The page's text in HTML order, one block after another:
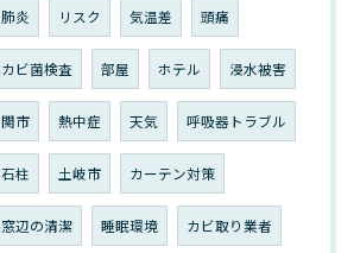
肺炎 リスク 気温差 頭痛
カビ菌検査 部屋 ホテル 浸水被害
関市 熱中症 天気 呼吸器トラブル
石柱 土岐市 カーテン対策
窓辺の清潔 睡眠環境 カビ取り業者